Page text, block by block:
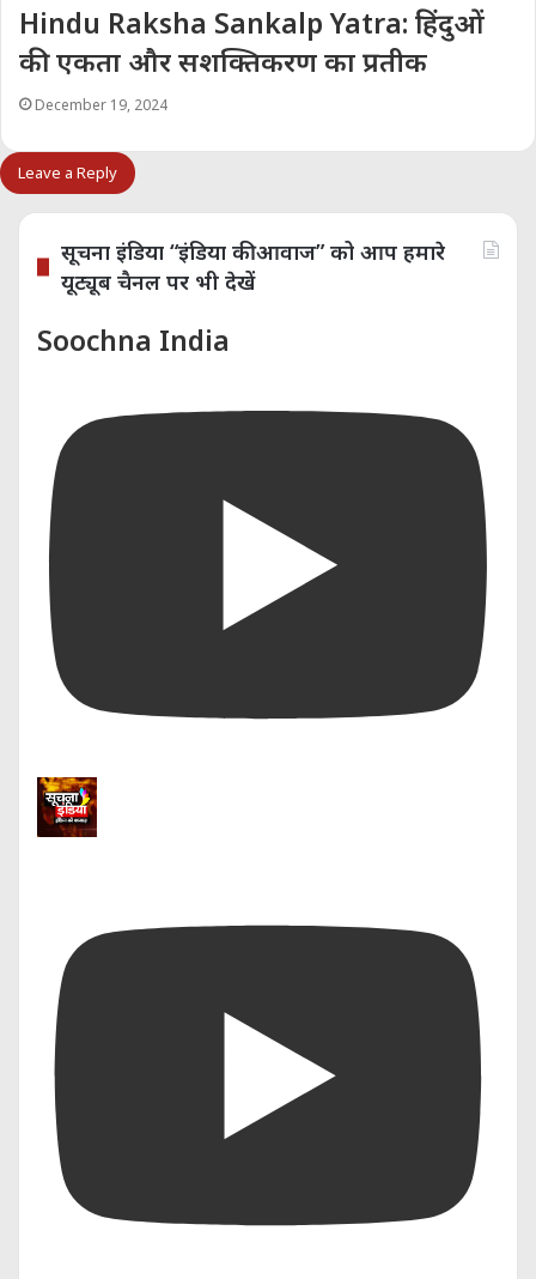
Hindu Raksha Sankalp Yatra: हिंदुओं
की एकता और सशक्तिकरण का प्रतीक
December 19, 2024
Leave a Reply
सूचना इंडिया “इंडिया की आवाज” को आप हमारे
यूट्यूब चैनल पर भी देखें
Soochna India